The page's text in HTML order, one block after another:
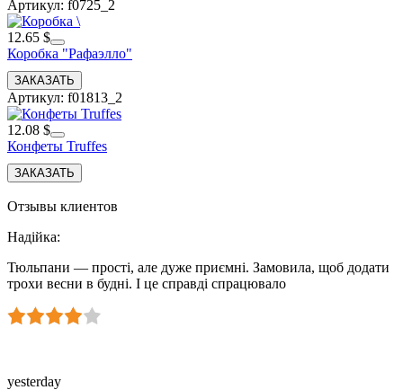
Артикул: f0725_2
12.65 $
Коробка "Рафаэлло"
Артикул: f01813_2
12.08 $
Конфеты Truffes
Отзывы клиентов
Надійка:
Тюльпани — прості, але дуже приємні. Замовила, щоб додати
трохи весни в будні. І це справді спрацювало
yesterday